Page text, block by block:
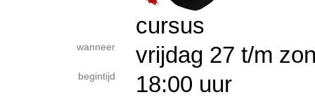
cursus
wanneer vrijdag 27 t/m
begintijd 18:00 uur